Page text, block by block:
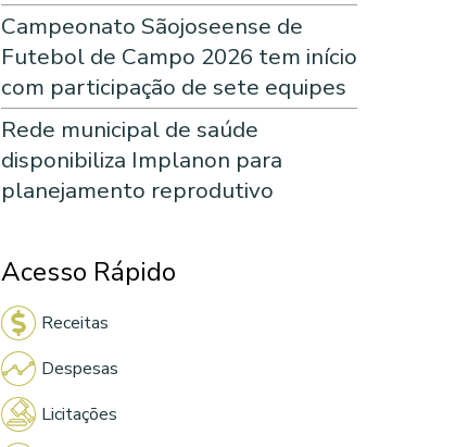
Campeonato Sãojoseense de
Futebol de Campo 2026 tem início
com participação de sete equipes
Rede municipal de saúde
disponibiliza Implanon para
planejamento reprodutivo
Acesso Rápido
Receitas
Despesas
Licitações